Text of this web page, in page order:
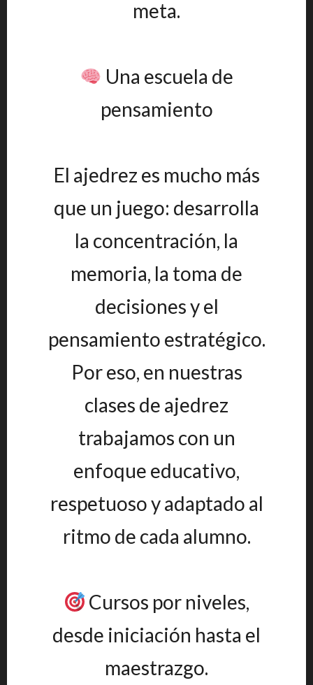
meta.
Una escuela de
pensamiento
El ajedrez es mucho más
que un juego: desarrolla
la concentración, la
memoria, la toma de
decisiones y el
pensamiento estratégico.
Por eso, en nuestras
clases de ajedrez
trabajamos con un
enfoque educativo,
respetuoso y adaptado al
ritmo de cada alumno.
Cursos por niveles,
desde iniciación hasta el
maestrazgo.